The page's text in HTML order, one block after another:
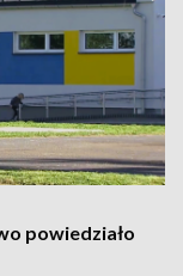
powiedziało